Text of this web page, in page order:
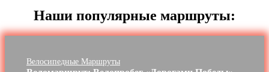
Наши популярные маршруты:
Велосипедные Маршруты